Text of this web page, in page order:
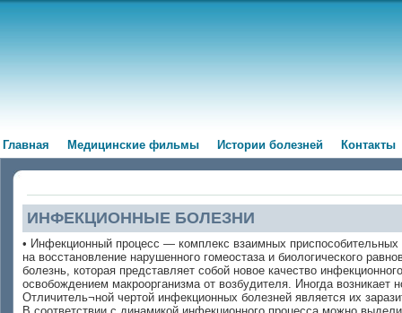
Главная Медицинские фильмы Истории болезней Контакты
ИНФЕКЦИОННЫЕ БОЛЕЗНИ
• Инфекционный процесс — комплекс взаимных приспособительных
на восстановление нарушенного гомеостаза и биологического
болезнь, которая представляет собой новое качество
освобождением макроорганизма от возбудителя. Иногда возникает
Отличитель¬ной чертой инфекционных болезней является их